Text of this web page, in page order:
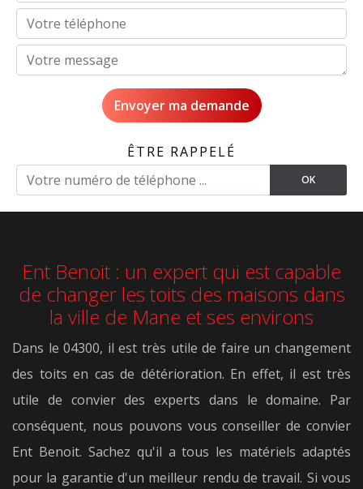
ÊTRE RAPPELÉ
Ent Benoit : un expert qui est capable
de changer les toits des maisons dans
la ville de Mane et ses environs
Dans le 04300, il est très utile de faire un changement
des toits en cas de détérioration. En effet, il est très
utile de convier des experts dans le domaine. Par
conséquent, nous pouvons vous conseiller de convier
Ent Benoit. Sachez qu'il a tous les matériels adaptés
pour la garantie d'un meilleur rendu de travail. Si vous